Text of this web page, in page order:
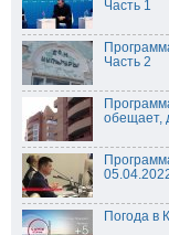
Часть 1
Часть 2
обещает,
Погода в